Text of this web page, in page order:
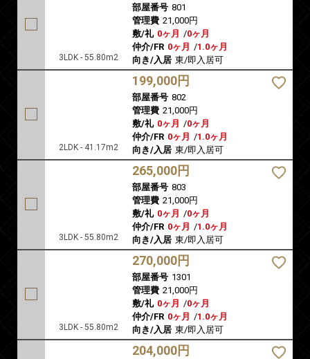
3LDK - 55.80m2
部屋番号 801
管理費 21,000円
敷/礼 0ヶ月 /0ヶ月
仲介/FR 0ヶ月 /1.0ヶ月
向き/入居 東/即入居可
2LDK - 41.17m2
199,000円
部屋番号 802
管理費 21,000円
敷/礼 0ヶ月 /0ヶ月
仲介/FR 0ヶ月 /1.0ヶ月
向き/入居 東/即入居可
3LDK - 55.80m2
265,000円
部屋番号 803
管理費 21,000円
敷/礼 0ヶ月 /0ヶ月
仲介/FR 0ヶ月 /1.0ヶ月
向き/入居 東/即入居可
3LDK - 55.80m2
270,000円
部屋番号 1301
管理費 21,000円
敷/礼 0ヶ月 /0ヶ月
仲介/FR 0ヶ月 /1.0ヶ月
向き/入居 東/即入居可
204,000円